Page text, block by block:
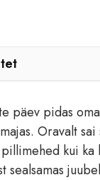
päev pidas
Oravalt sai
kui ka
sealsamas